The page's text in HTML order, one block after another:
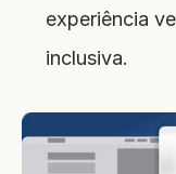
experiência
inclusiva.